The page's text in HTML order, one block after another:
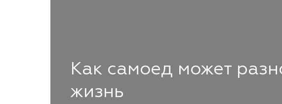
Как самоед может
жизнь